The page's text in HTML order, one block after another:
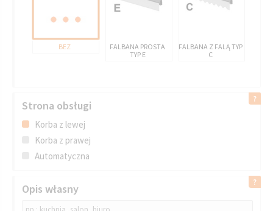
BEZ
FALBANA PROSTA
TYP E
FALBANA Z FALĄ TYP
C
Strona obsługi
Korba z lewej
Korba z prawej
Automatyczna
Opis własny